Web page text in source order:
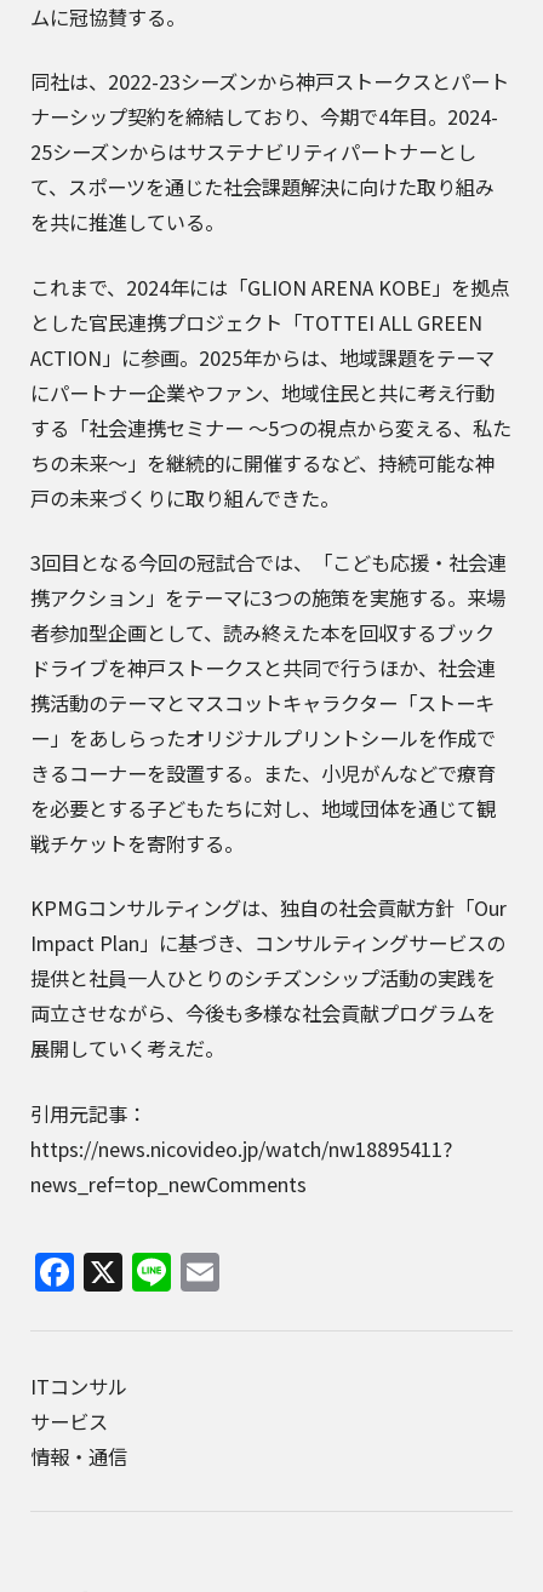
ムに冠協賛する。
同社は、2022-23シーズンから神戸ストークスとパート
ナーシップ契約を締結しており、今期で4年目。2024-
25シーズンからはサステナビリティパートナーとし
て、スポーツを通じた社会課題解決に向けた取り組み
を共に推進している。
これまで、2024年には「GLION ARENA KOBE」を拠点
とした官民連携プロジェクト「TOTTEI ALL GREEN
ACTION」に参画。2025年からは、地域課題をテーマ
にパートナー企業やファン、地域住民と共に考え行動
する「社会連携セミナー ～5つの視点から変える、私た
ちの未来～」を継続的に開催するなど、持続可能な神
戸の未来づくりに取り組んできた。
3回目となる今回の冠試合では、「こども応援・社会連
携アクション」をテーマに3つの施策を実施する。来場
者参加型企画として、読み終えた本を回収するブック
ドライブを神戸ストークスと共同で行うほか、社会連
携活動のテーマとマスコットキャラクター「ストーキ
ー」をあしらったオリジナルプリントシールを作成で
きるコーナーを設置する。また、小児がんなどで療育
を必要とする子どもたちに対し、地域団体を通じて観
戦チケットを寄附する。
KPMGコンサルティングは、独自の社会貢献方針「Our
Impact Plan」に基づき、コンサルティングサービスの
提供と社員一人ひとりのシチズンシップ活動の実践を
両立させながら、今後も多様な社会貢献プログラムを
展開していく考えだ。
引用元記事：
https://news.nicovideo.jp/watch/nw18895411?
news_ref=top_newComments
Facebook
X Line
ITコンサル
サービス
情報・通信